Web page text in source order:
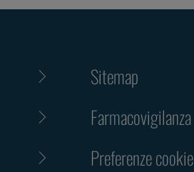
Sitemap
Farmacovigilanza
Preferenze cookie